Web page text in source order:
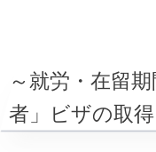
～就労・在留
者」ビザの取